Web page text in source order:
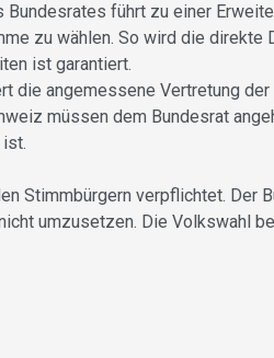
führt zu einer
zu wählen. So wird die direkte
ist garantiert.
die angemessene Vertretung
müssen dem Bundesrat
Stimmbürgern verpflichtet. Der
umzusetzen. Die Volkswahl